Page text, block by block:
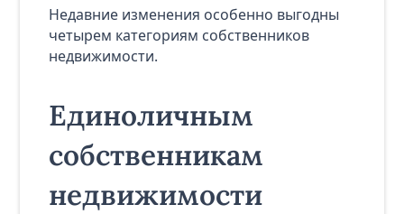
Недавние изменения особенно выгодны
четырем категориям собственников
недвижимости.
Единоличным
собственникам
недвижимости